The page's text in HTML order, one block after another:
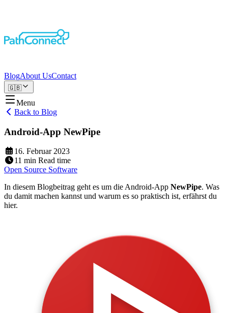
BlogAbout UsContact
🇬🇧
Menu
Back to Blog
Android-App NewPipe
16. Februar 2023
11 min Read time
Open Source Software
In diesem Blogbeitrag geht es um die Android-App NewPipe. Was
du damit machen kannst und warum es so praktisch ist, erfährst du
hier.